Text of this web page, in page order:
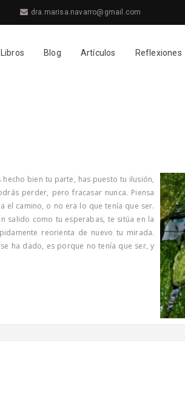
dra.marisa.navarro@gmail.com
Blog Artículos Reflexiones
bien tu parte, has puesto tu ilusión,
perder, pero fracasar nunca. Piensa
el camino, o no era lo que tenía que ser.
salido como tu esperabas, te sitúa en la
reorienta de nuevo tu mirada.
ha dado, es porque no tenía que ser, y